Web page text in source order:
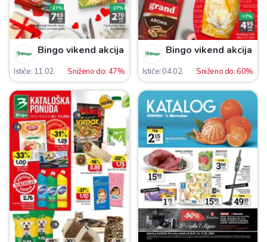
Bingo vikend akcija
Ističe: 11.02. Sniženo do: 47%
Bingo vikend akcija
Ističe: 04.02. Sniženo do: 60%